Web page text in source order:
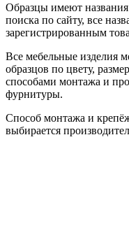
Образцы имеют названия
поиска по сайту, все
зарегистрированным
Все мебельные изделия
образцов по цвету,
способами монтажа и
фурнитуры.
Способ монтажа и
выбирается